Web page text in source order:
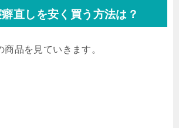
癖直しを安く買う方法は？
品を見ていきます。